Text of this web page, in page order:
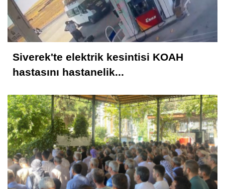
Mustafa Karadağlı
NİTELİK
Hasan Baydilli
YAPMALI?
KONUK YAZAR
Rahmet İkliminin Zirvesi Kadir Gecesi
Muhammed Nur
Siverek'te elektrik kesintisi KOAH
hastasını hastanelik...